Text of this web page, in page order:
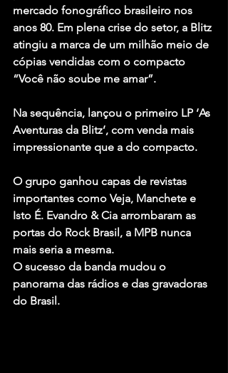
mercado fonográfico brasileiro nos
anos 80. Em plena crise do setor, a Blitz
atingiu a marca de um milhão meio de
cópias vendidas com o compacto
“Você não soube me amar”.
Na sequência, lançou o primeiro LP ‘As
Aventuras da Blitz’, com venda mais
impressionante que a do compacto.
O grupo ganhou capas de revistas
importantes como Veja, Manchete e
Isto É. Evandro & Cia arrombaram as
portas do Rock Brasil, a MPB nunca
mais seria a mesma.
O sucesso da banda mudou o
panorama das rádios e das gravadoras
do Brasil.